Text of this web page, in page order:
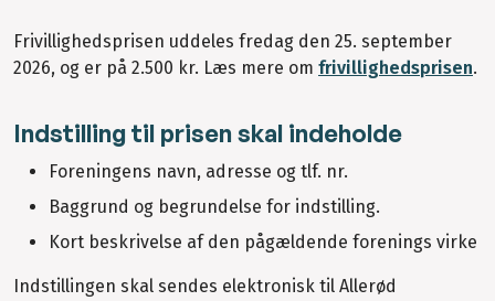
Frivillighedsprisen uddeles fredag den 25. september
2026, og er på 2.500 kr. Læs mere om frivillighedsprisen.
Indstilling til prisen skal indeholde
Foreningens navn, adresse og tlf. nr.
Baggrund og begrundelse for indstilling.
Kort beskrivelse af den pågældende forenings virke
Indstillingen skal sendes elektronisk til Allerød